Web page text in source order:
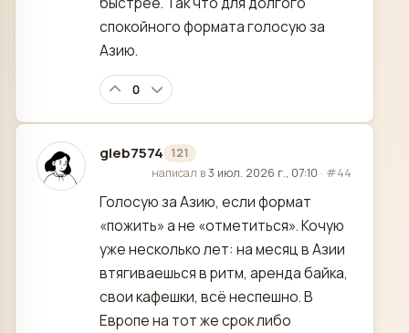
спокойного формата голосую за
Азию.
0
gleb7574 121
отредактировано
написал в3 июл. 2026 г., 07:10 · #44
Голосую за Азию, если формат
«пожить» а не «отметиться». Кочую
уже несколько лет: на месяц в Азии
втягиваешься в ритм, аренда байка,
свои кафешки, всё неспешно. В
Европе на тот же срок либо